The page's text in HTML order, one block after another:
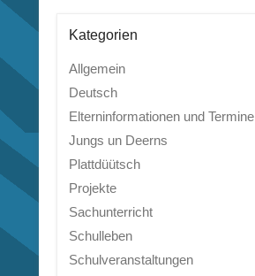
Kategorien
Allgemein
Deutsch
Elterninformationen und Termine
Jungs un Deerns
Plattdüütsch
Projekte
Sachunterricht
Schulleben
Schulveranstaltungen